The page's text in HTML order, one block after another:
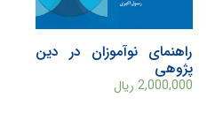
راهنمای نوآموزان در دین
پژوهی
2,000,000 ریال